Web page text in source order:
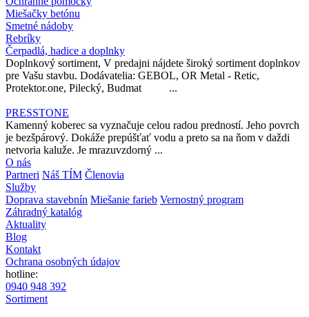
Miešačky betónu
Smetné nádoby
Rebríky
Čerpadlá, hadice a doplnky
Doplnkový sortiment, V predajni nájdete široký sortiment doplnkov
pre Vašu stavbu. Dodávatelia: GEBOL, OR Metal - Retic,
Protektor.one, Pilecký, Budmat ...
PRESSTONE
Kamenný koberec sa vyznačuje celou radou predností. Jeho povrch
je bezšpárový. Dokáže prepúšťať vodu a preto sa na ňom v daždi
netvoria kaluže. Je mrazuvzdorný ...
O nás
Partneri Náš TÍM Členovia
Služby
Doprava stavebnín Miešanie farieb Vernostný program
Záhradný katalóg
Aktuality
Blog
Kontakt
Ochrana osobných údajov
hotline:
0940 948 392
Sortiment